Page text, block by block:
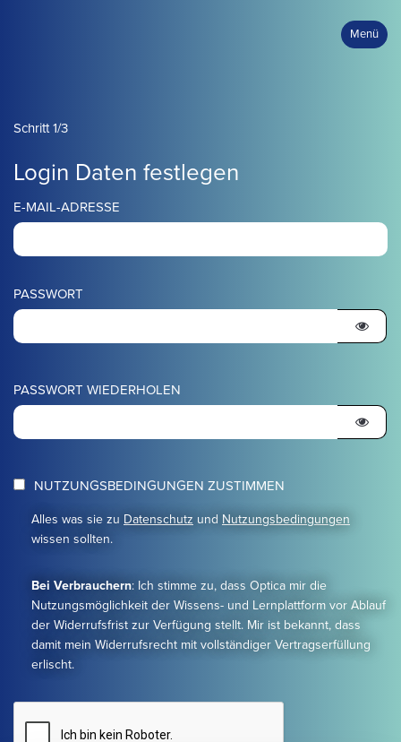
Menü
Schritt 1/3
Login Daten festlegen
E-MAIL-ADRESSE
PASSWORT
PASSWORT WIEDERHOLEN
NUTZUNGSBEDINGUNGEN ZUSTIMMEN
Alles was sie zu Datenschutz und Nutzungsbedingungen
wissen sollten.
Bei Verbrauchern: Ich stimme zu, dass Optica mir die
Nutzungsmöglichkeit der Wissens- und Lernplattform vor Ablauf
der Widerrufsfrist zur Verfügung stellt. Mir ist bekannt, dass
damit mein Widerrufsrecht mit vollständiger Vertragserfüllung
erlischt.